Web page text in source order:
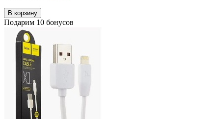
В корзину
Подарим 10 бонусов